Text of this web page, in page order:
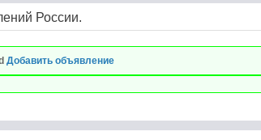
России.
Добавить объявление